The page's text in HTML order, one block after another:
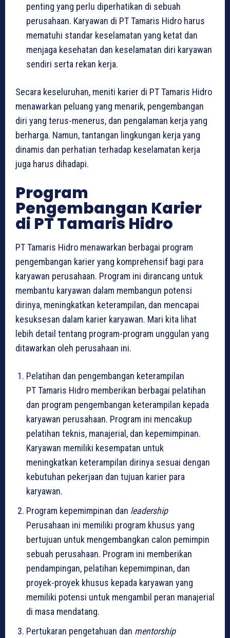
penting yang perlu diperhatikan di sebuah
perusahaan. Karyawan di PT Tamaris Hidro harus
mematuhi standar keselamatan yang ketat dan
menjaga kesehatan dan keselamatan diri karyawan
sendiri serta rekan kerja.
Secara keseluruhan, meniti karier di PT Tamaris Hidro
menawarkan peluang yang menarik, pengembangan
diri yang terus-menerus, dan pengalaman kerja yang
berharga. Namun, tantangan lingkungan kerja yang
dinamis dan perhatian terhadap keselamatan kerja
juga harus dihadapi.
Program
Pengembangan Karier
di PT Tamaris Hidro
PT Tamaris Hidro menawarkan berbagai program
pengembangan karier yang komprehensif bagi para
karyawan perusahaan. Program ini dirancang untuk
membantu karyawan dalam membangun potensi
dirinya, meningkatkan keterampilan, dan mencapai
kesuksesan dalam karier karyawan. Mari kita lihat
lebih detail tentang program-program unggulan yang
ditawarkan oleh perusahaan ini.
Pelatihan dan pengembangan keterampilan
PT Tamaris Hidro memberikan berbagai pelatihan
dan program pengembangan keterampilan kepada
karyawan perusahaan. Program ini mencakup
pelatihan teknis, manajerial, dan kepemimpinan.
Karyawan memiliki kesempatan untuk
meningkatkan keterampilan dirinya sesuai dengan
kebutuhan pekerjaan dan tujuan karier para
karyawan.
Program kepemimpinan dan leadership
Perusahaan ini memiliki program khusus yang
bertujuan untuk mengembangkan calon pemimpin
sebuah perusahaan. Program ini memberikan
pendampingan, pelatihan kepemimpinan, dan
proyek-proyek khusus kepada karyawan yang
memiliki potensi untuk mengambil peran manajerial
di masa mendatang.
Pertukaran pengetahuan dan mentorship